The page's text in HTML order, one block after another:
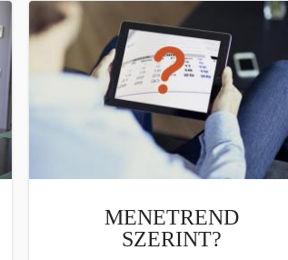
MENETREND
SZERINT?